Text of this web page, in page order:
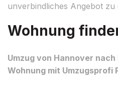
unverbindliches Angebot zu
Wohnung
Umzug von Hannover
Wohnung mit Umzugsprofi